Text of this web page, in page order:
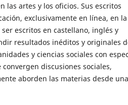
las artes y los oficios. Sus escritos
exclusivamente en línea, en la
escritos en castellano, inglés y
resultados inéditos y originales
y ciencias sociales con
discusiones sociales,
aborden las materias desde una